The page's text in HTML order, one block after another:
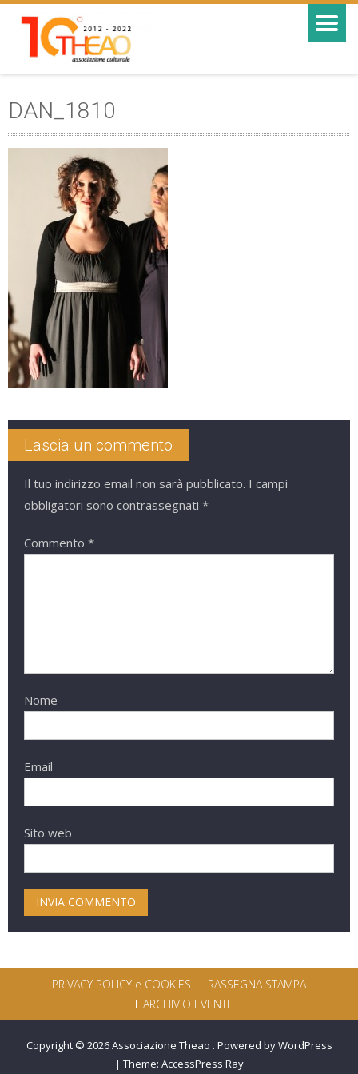
DAN_1810
Lascia un commento
Il tuo indirizzo email non sarà pubblicato. I campi
obbligatori sono contrassegnati *
Commento *
Nome
Email
Sito web
PRIVACY POLICY e COOKIES
RASSEGNA STAMPA
ARCHIVIO EVENTI
Copyright © 2026Associazione Theao . Powered by WordPress
| Theme: AccessPress Ray